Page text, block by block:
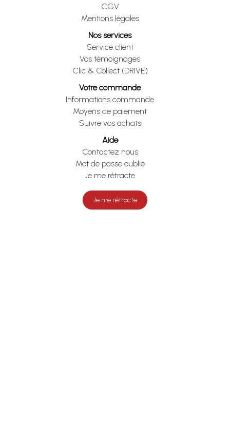
CGV
Mentions légales
Nos services
Service client
Vos témoignages
Clic & Collect (DRIVE)
Votre commande
Informations commande
Moyens de paiement
Suivre vos achats
Aide
Contactez nous
Mot de passe oublié
Je me rétracte
Je me rétracte